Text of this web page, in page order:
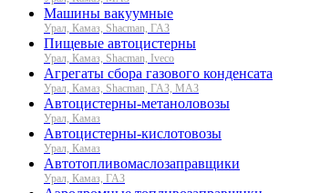
Машины вакуумные
Урал, Камаз, Shacman, ГАЗ
Пищевые автоцистерны
Урал, Камаз, Shacman, Iveco
Агрегаты сбора газового конденсата
Урал, Камаз, Shacman, ГАЗ, МАЗ
Автоцистерны-метаноловозы
Урал, Камаз
Автоцистерны-кислотовозы
Урал, Камаз
Автотопливомаслозаправщики
Урал, Камаз, ГАЗ